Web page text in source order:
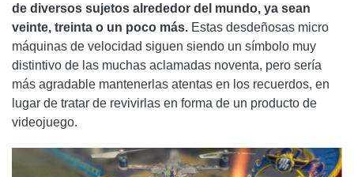
de diversos sujetos alrededor del mundo, ya sean
veinte, treinta o un poco más. Estas desdeñosas micro
máquinas de velocidad siguen siendo un símbolo muy
distintivo de las muchas aclamadas noventa, pero sería
más agradable mantenerlas atentas en los recuerdos, en
lugar de tratar de revivirlas en forma de un producto de
videojuego.